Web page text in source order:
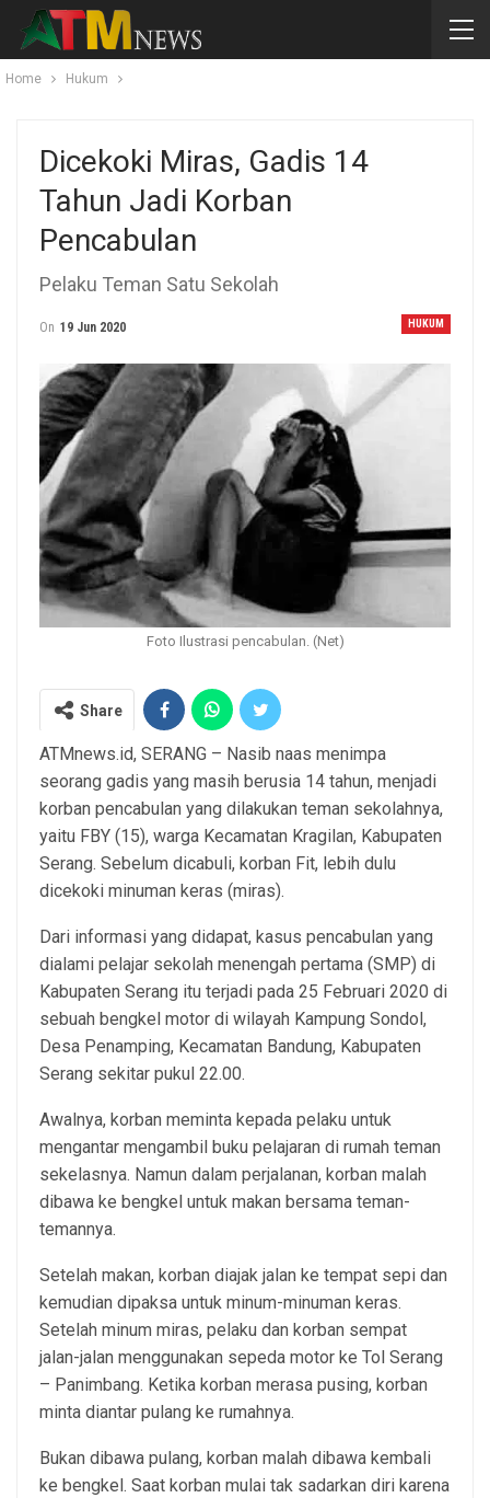
Home Hukum
Dicekoki Miras, Gadis 14
Tahun Jadi Korban
Pencabulan
Pelaku Teman Satu Sekolah
HUKUM
On 19 Jun 2020
Foto Ilustrasi pencabulan. (Net)
Share
ATMnews.id, SERANG – Nasib naas menimpa
seorang gadis yang masih berusia 14 tahun, menjadi
korban pencabulan yang dilakukan teman sekolahnya,
yaitu FBY (15), warga Kecamatan Kragilan, Kabupaten
Serang. Sebelum dicabuli, korban Fit, lebih dulu
dicekoki minuman keras (miras).
Dari informasi yang didapat, kasus pencabulan yang
dialami pelajar sekolah menengah pertama (SMP) di
Kabupaten Serang itu terjadi pada 25 Februari 2020 di
sebuah bengkel motor di wilayah Kampung Sondol,
Desa Penamping, Kecamatan Bandung, Kabupaten
Serang sekitar pukul 22.00.
Awalnya, korban meminta kepada pelaku untuk
mengantar mengambil buku pelajaran di rumah teman
sekelasnya. Namun dalam perjalanan, korban malah
dibawa ke bengkel untuk makan bersama teman-
temannya.
Setelah makan, korban diajak jalan ke tempat sepi dan
kemudian dipaksa untuk minum-minuman keras.
Setelah minum miras, pelaku dan korban sempat
jalan-jalan menggunakan sepeda motor ke Tol Serang
– Panimbang. Ketika korban merasa pusing, korban
minta diantar pulang ke rumahnya.
Bukan dibawa pulang, korban malah dibawa kembali
ke bengkel. Saat korban mulai tak sadarkan diri karena